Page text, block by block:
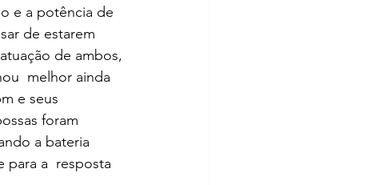
e a potência de
de estarem
de ambos,
melhor ainda
e seus
foram
a bateria
para a  resposta